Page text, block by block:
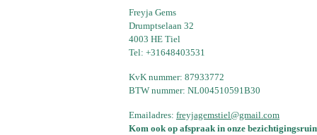
Freyja Gems
Drumptselaan 32
4003 HE Tiel
Tel: +31648403531
KvK nummer: 87933772
BTW nummer: NL004510591B30
Emailadres: freyjagemstiel@gmail.com
Kom ook op afspraak in onze